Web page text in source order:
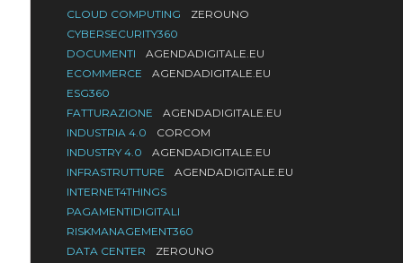
CLOUD COMPUTING
ZEROUNO
CYBERSECURITY360
DOCUMENTI
AGENDADIGITALE.EU
ECOMMERCE
AGENDADIGITALE.EU
ESG360
FATTURAZIONE
AGENDADIGITALE.EU
INDUSTRIA 4.0
CORCOM
INDUSTRY 4.0
AGENDADIGITALE.EU
INFRASTRUTTURE
AGENDADIGITALE.EU
INTERNET4THINGS
PAGAMENTIDIGITALI
RISKMANAGEMENT360
DATA CENTER
ZEROUNO